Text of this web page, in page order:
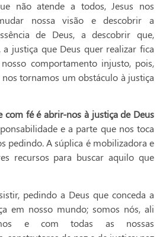
não atende a todos, Jesus nos
nossa visão e descobrir a
de Deus, a descobrir que,
a justiça que Deus quer realizar fica
comportamento injusto, pois,
nos tornamos um obstáculo à justiça
com fé é abrir-nos à justiça de Deus
e a parte que nos toca
pedindo. A súplica é mobilizadora e
recursos para buscar aquilo que
pedindo a Deus que conceda a
em nosso mundo; somos nós, ali
e com todas as nossas